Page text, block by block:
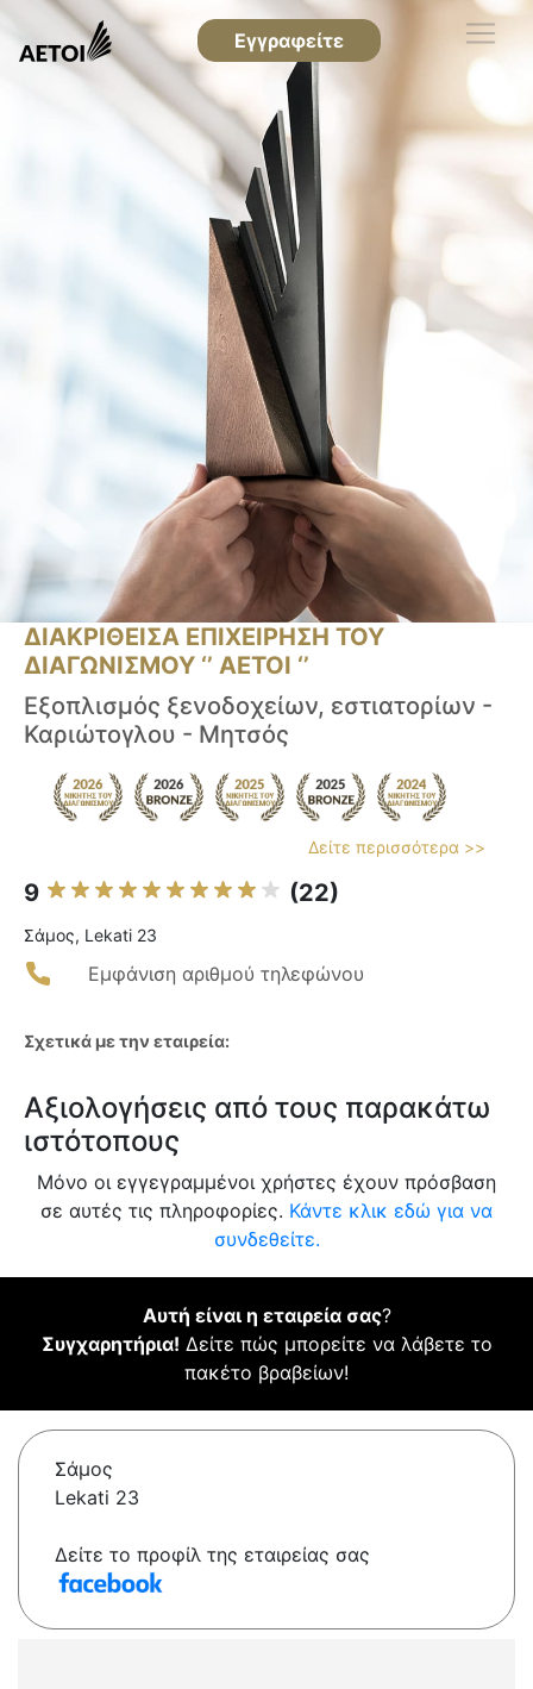
Εγγραφείτε
ΔΙΑΚΡΙΘΕΙΣΑ ΕΠΙΧΕΙΡΗΣΗ ΤΟΥ
ΔΙΑΓΩΝΙΣΜΟΥ ‘’ ΑΕΤΟΙ ‘’
Εξοπλισμός ξενοδοχείων, εστιατορίων -
Καριώτογλου - Μητσός
Δείτε περισσότερα >>
9 (22)
Σάμος, Lekati 23
Εμφάνιση αριθμού τηλεφώνου
Σχετικά με την εταιρεία:
Αξιολογήσεις από τους παρακάτω
ιστότοπους
Μόνο οι εγγεγραμμένοι χρήστες έχουν πρόσβαση
σε αυτές τις πληροφορίες. Κάντε κλικ εδώ για να
συνδεθείτε.
Αυτή είναι η εταιρεία σας?
Συγχαρητήρια! Δείτε πώς μπορείτε να λάβετε το
πακέτο βραβείων!
Σάμος
Lekati 23
Δείτε το προφίλ της εταιρείας σας